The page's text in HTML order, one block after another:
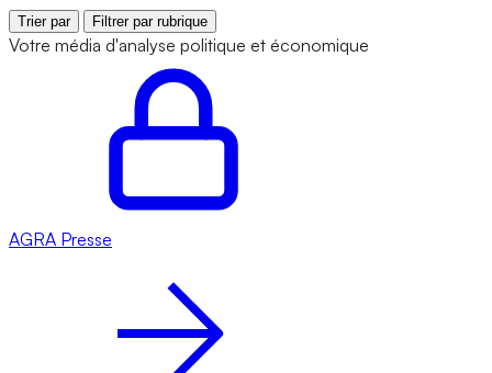
Trier par Filtrer par rubrique
Votre média d'analyse politique et économique
AGRA Presse